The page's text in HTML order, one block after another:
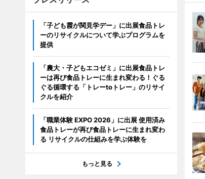
「子ども霞が関見学デー」に出展食品トレ
ーのリサイクルについて学ぶプログラムを
提供
「農大・子どもエコゼミ」に出展食品トレ
ーは再び食品トレーに生まれ変わる！ぐる
ぐる循環する「トレーtoトレー」のリサイ
クルを紹介
「職業体験 EXPO 2026」に出展 使用済み
食品トレーが再び食品トレーに生まれ変わ
る リサイクルの仕組みを学ぶ体験を
もっと見る